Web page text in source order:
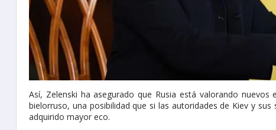
Así, Zelenski ha asegurado que Rusia está valorando
bielorruso, una posibilidad que si las autoridades de Kiev y
adquirido mayor eco.